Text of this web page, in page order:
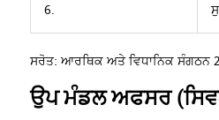
6.
ਸਰੋਤ: ਆਰਥਿਕ ਅਤੇ ਵਿਧਾਨਿਕ ਸੰਗਠਨ
ਉਪ ਮੰਡਲ ਅਫਸਰ